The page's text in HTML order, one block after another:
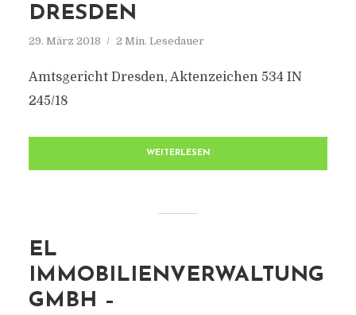
DRESDEN
29. März 2018 2 Min. Lesedauer
Amtsgericht Dresden, Aktenzeichen 534 IN
245/18
WEITERLESEN
EL
IMMOBILIENVERWALTUNG
GMBH –